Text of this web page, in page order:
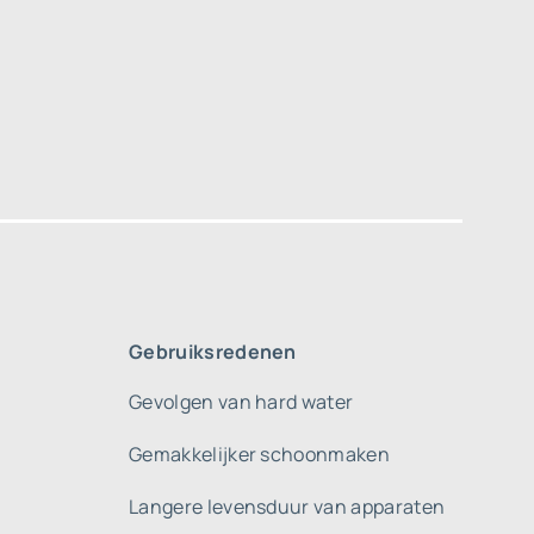
Gebruiksredenen
Gevolgen van hard water
Gemakkelijker schoonmaken
Langere levensduur van apparaten